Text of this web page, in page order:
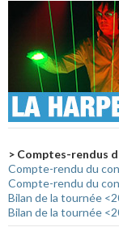
> Comptes-rendus
Compte-rendu du
Compte-rendu du
Bilan de la tournée
Bilan de la tournée